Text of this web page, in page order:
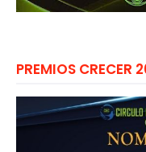
PREMIOS CRECER